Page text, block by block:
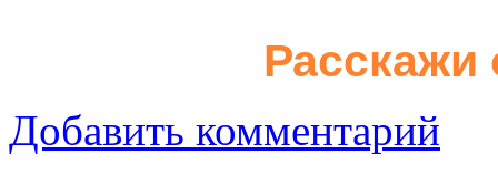
Расскажи
Добавить комментарий